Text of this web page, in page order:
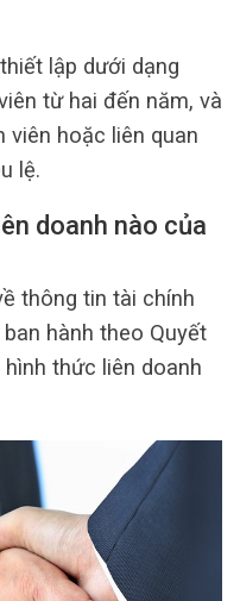
lập dưới dạng
từ hai đến năm, và
viên hoặc liên quan
lệ.
doanh nào của
thông tin tài chính
hành theo Quyết
thức liên doanh